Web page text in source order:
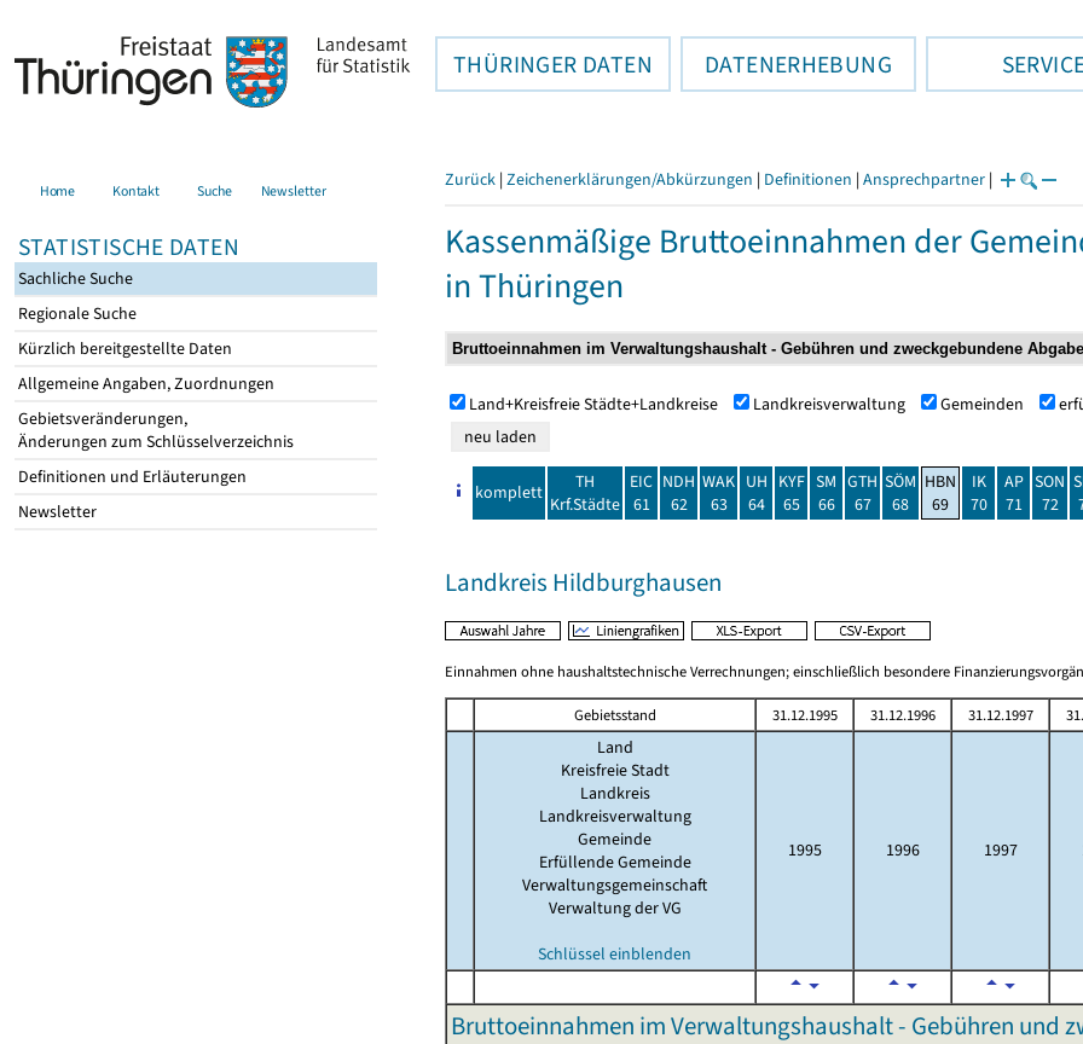
THÜRINGER DATEN DATENERHEBUNG
Home Kontakt Suche Newsletter
STATISTISCHE DATEN
Sachliche Suche
Regionale Suche
Kürzlich bereitgestellte Daten
Allgemeine Angaben, Zuordnungen
Gebietsveränderungen,
Änderungen zum Schlüsselverzeichnis
Definitionen und Erläuterungen
Newsletter
Zurück | Zeichenerklärungen/Abkürzungen | Definitionen | Ansprechpartner |
Kassenmäßige Bruttoeinnahmen der
in Thüringen
Land+Kreisfreie Städte+Landkreise Landkreisverwaltung Gemeinden
komplett
TH
Krf.Städte
EIC
61
NDH
62
WAK
63
UH
64
KYF
65
SM
66
GTH
67
SÖM
68
HBN
69
IK
70
AP
71
SON
72
Landkreis Hildburghausen
Einnahmen ohne haushaltstechnische Verrechnungen; einschließlich besondere
Gebietsstand 31.12.1995 31.12.1996 31.12.1997
Land
Kreisfreie Stadt
Landkreis
Landkreisverwaltung
Gemeinde
Erfüllende Gemeinde
Verwaltungsgemeinschaft
Verwaltung der VG
Schlüssel einblenden
1995 1996 1997
Bruttoeinnahmen im Verwaltungshaushalt - Gebühren und